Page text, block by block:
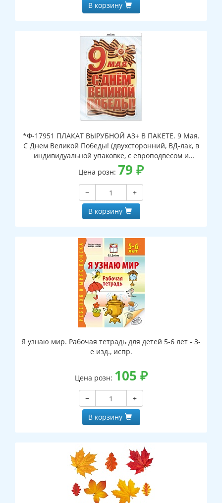
В корзину
*Ф-17951 ПЛАКАТ ВЫРУБНОЙ А3+ В ПАКЕТЕ. 9 Мая.
С Днем Великой Победы! (двухсторонний, ВД-лак, в
индивидуальной упаковке, с европодвесом и
клеевым клапаном)
Цена розн: 79 ₽
−
+
В корзину
Я узнаю мир. Рабочая тетрадь для детей 5-6 лет - 3-
е изд., испр.
Цена розн: 105 ₽
−
+
В корзину